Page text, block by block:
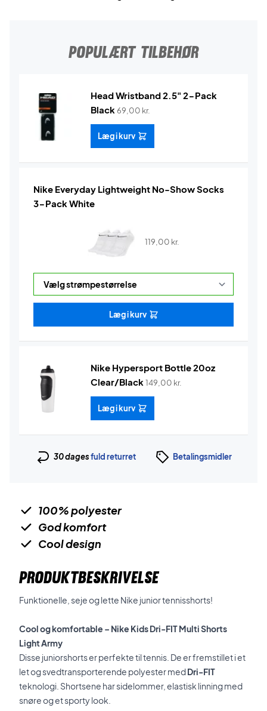
POPULÆRT TILBEHØR
Head Wristband 2.5" 2-Pack
Black69,00 kr.
Læg i kurv
Nike Everyday Lightweight No-Show Socks
3-Pack White
119,00 kr.
Læg i kurv
Nike Hypersport Bottle 20oz
Clear/Black149,00 kr.
Læg i kurv
30 dagesfuld returret Betalingsmidler
100% polyester
God komfort
Cool design
PRODUKTBESKRIVELSE
Funktionelle, seje og lette Nike junior tennisshorts!
Cool og komfortable – Nike Kids Dri-FIT Multi Shorts
Light Army
Disse juniorshorts er perfekte til tennis. De er fremstillet i et
let og svedtransporterende polyester medDri-FIT
teknologi. Shortsene har sidelommer, elastisk linning med
snøre og et sporty look.